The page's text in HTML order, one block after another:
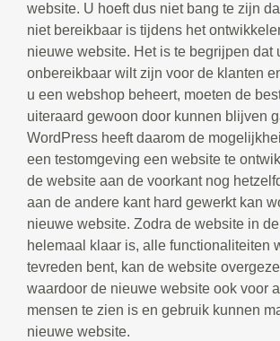
website. U hoeft dus niet bang te zijn
niet bereikbaar is tijdens het
nieuwe website. Het is te begrijpen dat
onbereikbaar wilt zijn voor de klanten
u een webshop beheert, moeten de
uiteraard gewoon door kunnen blijven
WordPress heeft daarom de
een testomgeving een website te
de website aan de voorkant nog
aan de andere kant hard gewerkt kan
nieuwe website. Zodra de website in
helemaal klaar is, alle functionaliteiten
tevreden bent, kan de website
waardoor de nieuwe website ook voor
mensen te zien is en gebruik kunnen
nieuwe website.